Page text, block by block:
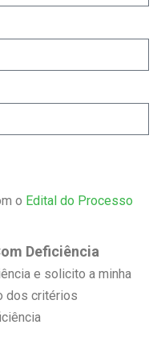
o Edital do Processo
Deficiência
e solicito a minha
dos critérios